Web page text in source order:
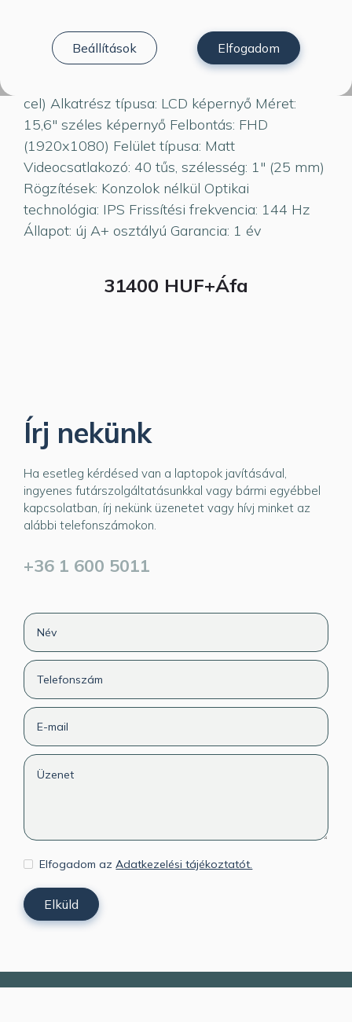
Beállítások Elfogadom
NV156FHM-NX1 V8.1
Kompatibilitás: NV156FHM-NX1 V8.1
cel) Alkatrész típusa: LCD képernyő Méret:
15,6" széles képernyő Felbontás: FHD
(1920x1080) Felület típusa: Matt
Videocsatlakozó: 40 tűs, szélesség: 1" (25 mm)
Rögzítések: Konzolok nélkül Optikai
technológia: IPS Frissítési frekvencia: 144 Hz
Állapot: új A+ osztályú Garancia: 1 év
31400 HUF+Áfa
Írj nekünk
Ha esetleg kérdésed van a laptopok javításával,
ingyenes futárszolgáltatásunkkal vagy bármi egyébbel
kapcsolatban, írj nekünk üzenetet vagy hívj minket az
alábbi telefonszámokon.
+36 1 600 5011
Elfogadom azAdatkezelési tájékoztatót.